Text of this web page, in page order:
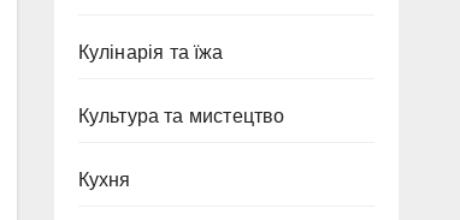
Кулінарія та їжа
Культура та мистецтво
Кухня